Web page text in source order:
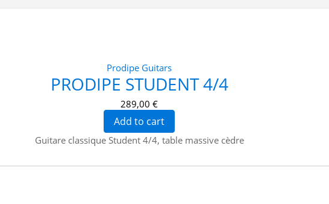
Prodipe Guitars
PRODIPE STUDENT 4/4
289,00 €
Add to cart
Guitare classique Student 4/4, table massive cèdre